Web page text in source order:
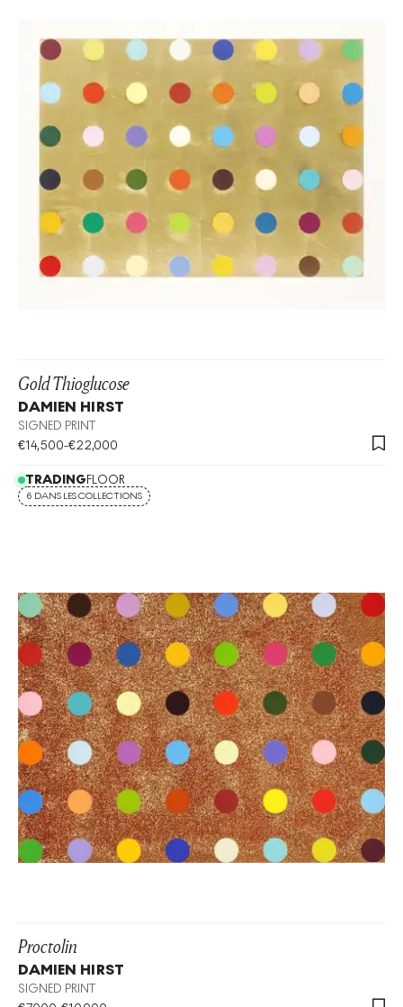
Gold Thioglucose
DAMIEN HIRST
SIGNED PRINT
€14,500-€22,000
TRADINGFLOOR
6 DANS LES COLLECTIONS
Proctolin
DAMIEN HIRST
SIGNED PRINT